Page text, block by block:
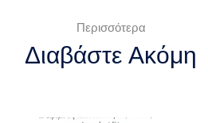
Περισσότερα
Διαβάστε Ακόμη